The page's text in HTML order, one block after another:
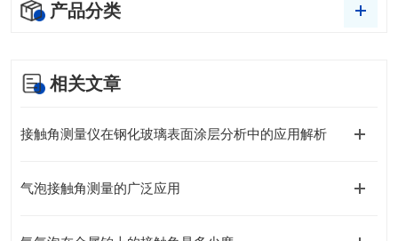
产品分类
相关文章
接触角测量仪在钢化玻璃表面涂层分析中的应用解析
气泡接触角测量的广泛应用